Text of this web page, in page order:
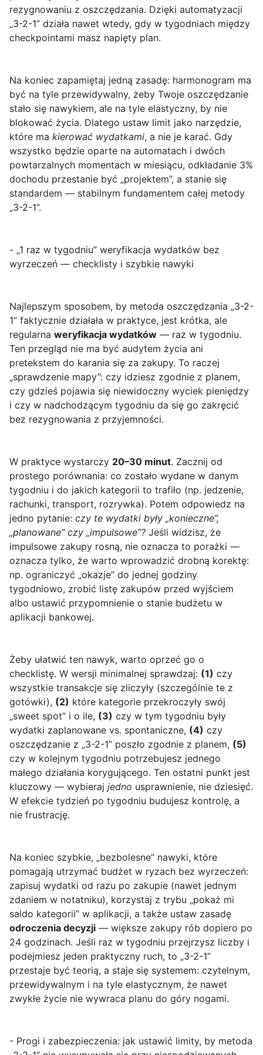
rezygnowaniu z oszczędzania. Dzięki automatyzacji
„3-2-1” działa nawet wtedy, gdy w tygodniach między
checkpointami masz napięty plan.
Na koniec zapamiętaj jedną zasadę: harmonogram ma
być na tyle przewidywalny, żeby Twoje oszczędzanie
stało się nawykiem, ale na tyle elastyczny, by nie
blokować życia. Dlatego ustaw limit jako narzędzie,
które ma kierować wydatkami, a nie je karać. Gdy
wszystko będzie oparte na automatach i dwóch
powtarzalnych momentach w miesiącu, odkładanie 3%
dochodu przestanie być „projektem”, a stanie się
standardem — stabilnym fundamentem całej metody
„3-2-1”.
- „1 raz w tygodniu” weryfikacja wydatków bez
wyrzeczeń — checklisty i szybkie nawyki
Najlepszym sposobem, by metoda oszczędzania „3-2-
1” faktycznie działała w praktyce, jest krótka, ale
regularna weryfikacja wydatków — raz w tygodniu.
Ten przegląd nie ma być audytem życia ani
pretekstem do karania się za zakupy. To raczej
„sprawdzenie mapy”: czy idziesz zgodnie z planem,
czy gdzieś pojawia się niewidoczny wyciek pieniędzy
i czy w nadchodzącym tygodniu da się go zakręcić
bez rezygnowania z przyjemności.
W praktyce wystarczy 20–30 minut. Zacznij od
prostego porównania: co zostało wydane w danym
tygodniu i do jakich kategorii to trafiło (np. jedzenie,
rachunki, transport, rozrywka). Potem odpowiedz na
jedno pytanie: czy te wydatki były „konieczne”,
„planowane” czy „impulsowe”? Jeśli widzisz, że
impulsowe zakupy rosną, nie oznacza to porażki —
oznacza tylko, że warto wprowadzić drobną korektę:
np. ograniczyć „okazje” do jednej godziny
tygodniowo, zrobić listę zakupów przed wyjściem
albo ustawić przypomnienie o stanie budżetu w
aplikacji bankowej.
Żeby ułatwić ten nawyk, warto oprzeć go o
checklistę. W wersji minimalnej sprawdzaj: (1) czy
wszystkie transakcje się zliczyły (szczególnie te z
gotówki), (2) które kategorie przekroczyły swój
„sweet spot” i o ile, (3) czy w tym tygodniu były
wydatki zaplanowane vs. spontaniczne, (4) czy
oszczędzanie z „3-2-1” poszło zgodnie z planem, (5)
czy w kolejnym tygodniu potrzebujesz jednego
małego działania korygującego. Ten ostatni punkt jest
kluczowy — wybieraj jedno usprawnienie, nie dziesięć.
W efekcie tydzień po tygodniu budujesz kontrolę, a
nie frustrację.
Na koniec szybkie, „bezbolesne” nawyki, które
pomagają utrzymać budżet w ryzach bez wyrzeczeń:
zapisuj wydatki od razu po zakupie (nawet jednym
zdaniem w notatniku), korzystaj z trybu „pokaż mi
saldo kategorii” w aplikacji, a także ustaw zasadę
odroczenia decyzji — większe zakupy rób dopiero po
24 godzinach. Jeśli raz w tygodniu przejrzysz liczby i
podejmiesz jeden praktyczny ruch, to „3-2-1”
przestaje być teorią, a staje się systemem: czytelnym,
przewidywalnym i na tyle elastycznym, że nawet
zwykłe życie nie wywraca planu do góry nogami.
- Progi i zabezpieczenia: jak ustawić limity, by metoda